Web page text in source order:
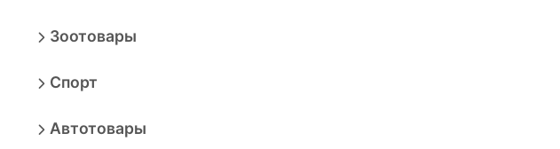
Зоотовары
Спорт
Автотовары